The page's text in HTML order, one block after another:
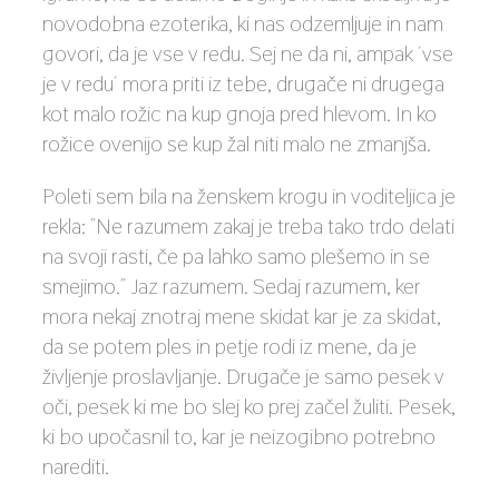
novodobna ezoterika, ki nas odzemljuje in nam
govori, da je vse v redu. Sej ne da ni, ampak ´vse
je v redu´ mora priti iz tebe, drugače ni drugega
kot malo rožic na kup gnoja pred hlevom. In ko
rožice ovenijo se kup žal niti malo ne zmanjša.
Poleti sem bila na ženskem krogu in voditeljica je
rekla: ˝Ne razumem zakaj je treba tako trdo delati
na svoji rasti, če pa lahko samo plešemo in se
smejimo.˝ Jaz razumem. Sedaj razumem, ker
mora nekaj znotraj mene skidat kar je za skidat,
da se potem ples in petje rodi iz mene, da je
življenje proslavljanje. Drugače je samo pesek v
oči, pesek ki me bo slej ko prej začel žuliti. Pesek,
ki bo upočasnil to, kar je neizogibno potrebno
narediti.